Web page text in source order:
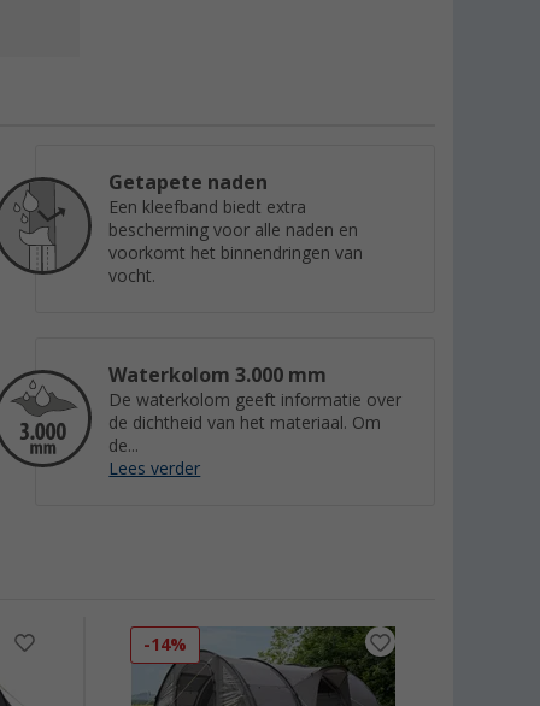
Getapete naden
Een kleefband biedt extra
bescherming voor alle naden en
voorkomt het binnendringen van
vocht.
Waterkolom 3.000 mm
De waterkolom geeft informatie over
de dichtheid van het materiaal. Om
de...
Lees verder
-14%